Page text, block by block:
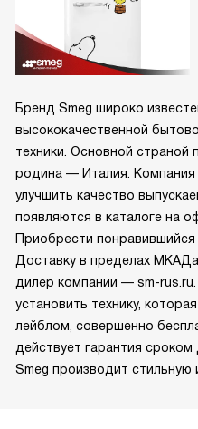
Бренд Smeg широко
высококачественной
техники. Основной страной
родина — Италия. Компания
улучшить качество
появляются в каталоге на
Приобрести
Доставку в пределах
дилер компании — sm-
установить технику,
лейблом, совершенно
действует гарантия
Smeg производит стильную